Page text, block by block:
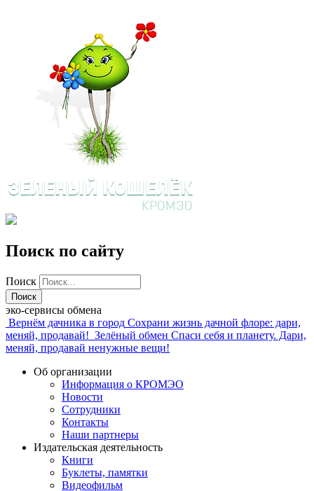
Поиск по сайту
Поиск
эко-сервисы обмена
Вернём дачника в город Сохрани жизнь дачной флоре: дари,
меняй, продавай! Зелёный обмен Спаси себя и планету. Дари,
меняй, продавай ненужные вещи!
Об организации
Информация о КРОМЭО
Новости
Сотрудники
Контакты
Наши партнеры
Издательская деятельность
Книги
Буклеты, памятки
Видеофильм